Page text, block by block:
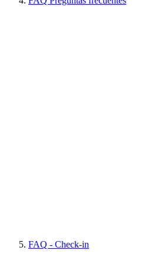
FAQ - Check-in